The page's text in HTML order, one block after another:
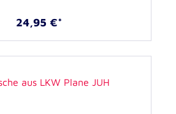
24,95 €*